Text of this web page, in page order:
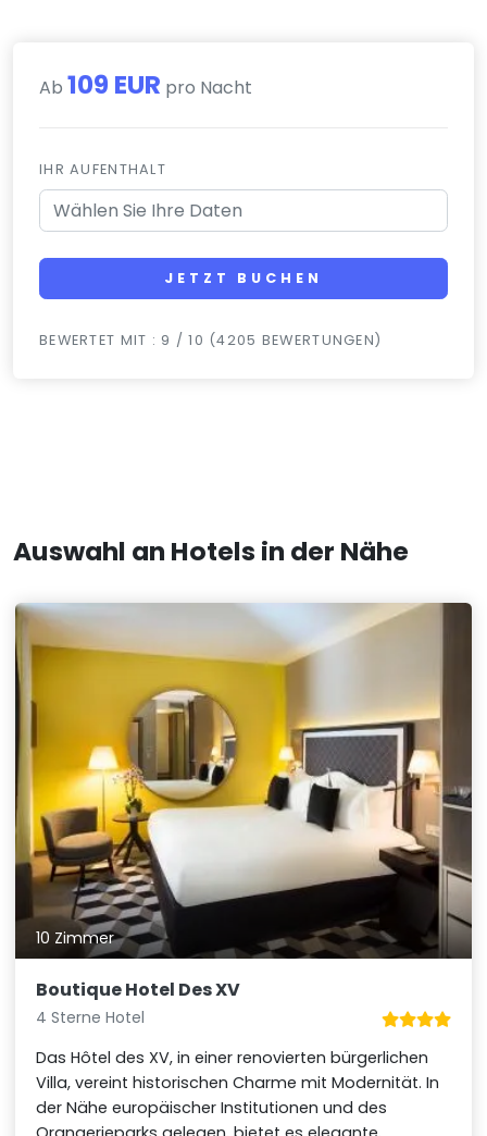
Ab 109 EUR pro Nacht
IHR AUFENTHALT
JETZT BUCHEN
BEWERTET MIT : 9 / 10 (4205 BEWERTUNGEN)
Auswahl an Hotels in der Nähe
10 Zimmer
Boutique Hotel Des XV
4 Sterne Hotel
Das Hôtel des XV, in einer renovierten bürgerlichen
Villa, vereint historischen Charme mit Modernität. In
der Nähe europäischer Institutionen und des